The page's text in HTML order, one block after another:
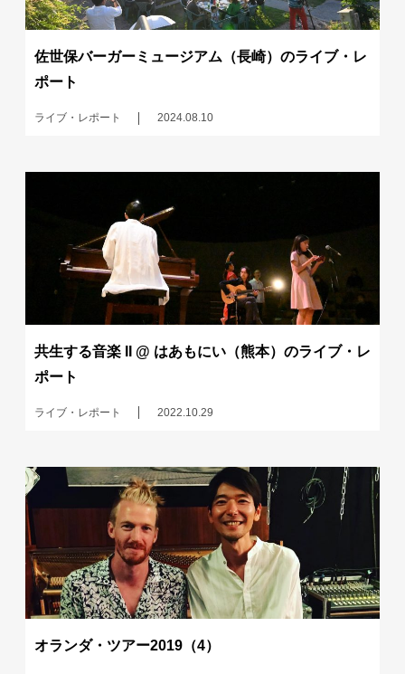
佐世保バーガーミュージアム（長崎）のライブ・レ
ポート
ライブ・レポート 2024.08.10
共生する音楽 II @ はあもにい（熊本）のライブ・レ
ポート
ライブ・レポート 2022.10.29
オランダ・ツアー2019（4）